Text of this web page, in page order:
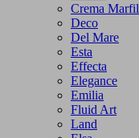
Crema Marfil
Deco
Del Mare
Esta
Effecta
Elegance
Emilia
Fluid Art
Land